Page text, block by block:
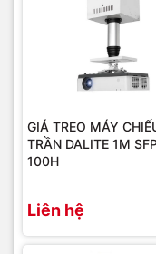
GIÁ TREO MÁY
TRẦN DALITE 1M
100H
Liên hệ